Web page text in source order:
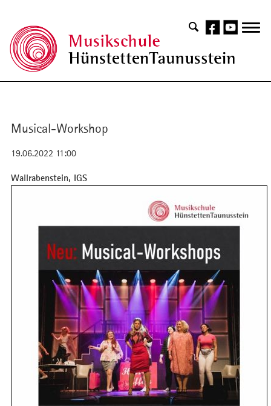
Musical-Workshop
19.06.2022 11:00
Wallrabenstein, IGS